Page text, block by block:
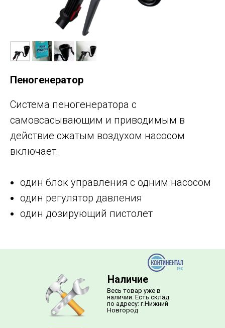
Пеногенератор
Система пеногенератора с
самовсасывающим и приводимым в
действие сжатым воздухом насосом
включает:
один блок управления с одним насосом
один регулятор давления
один дозирующий пистолет
Наличие
Весь товар уже в
наличии. Есть склад
по адресу: г.Нижний
Новгород